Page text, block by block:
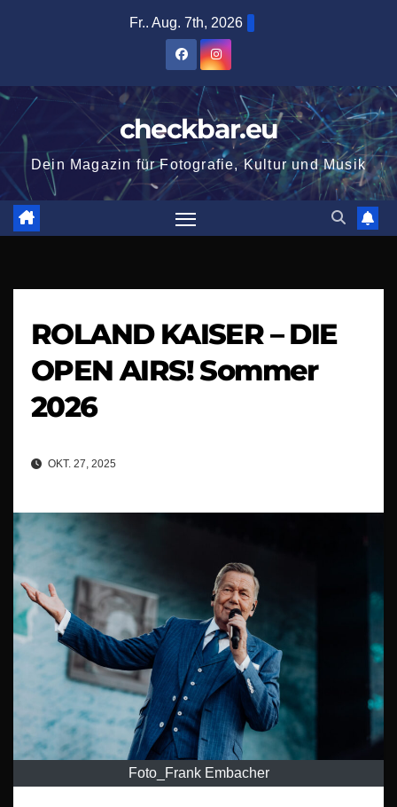
Fr.. Aug. 7th, 2026
checkbar.eu
Dein Magazin für Fotografie, Kultur und Musik
ROLAND KAISER – DIE
OPEN AIRS! Sommer
2026
OKT. 27, 2025
Foto_Frank Embacher